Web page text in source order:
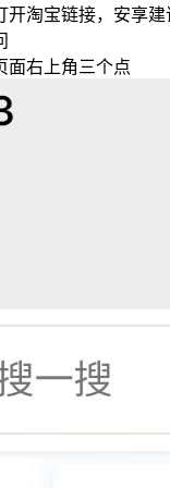
开淘宝链接，安享
面右上角三个点